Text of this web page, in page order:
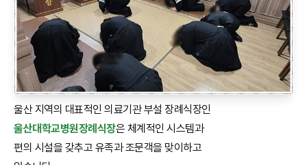
울산 지역의 대표적인 의료기관 부설 장례식장인
울산대학교병원장례식장은 체계적인 시스템과
편의 시설을 갖추고 유족과 조문객을 맞이하고